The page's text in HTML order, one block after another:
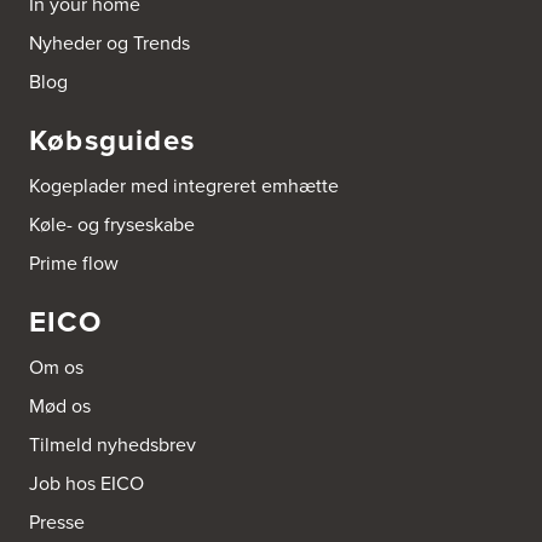
http://www.el-salg.dk
Norgesvej 24C
Tel.: 73702533
http://www.aubo.dk
Aubo Køkken & Bad Helsingør
3000 Helsingør
Aubo Køkken & Bad Horsens
Løvenørnsgade 12
8700 Horsens
Tel.: 21695061
http://www.aubo.dk
Aubo Køkken & Bad Kalundborg
Nyheder og Trends
Blog
Købsguides
Kogeplader med integreret emhætte
Køle- og fryseskabe
Prime flow
EICO
Om os
Mød os
Tilmeld nyhedsbrev
Job hos EICO
Presse